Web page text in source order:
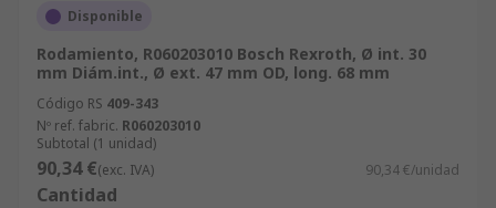
Disponible
Rodamiento, R060203010 Bosch Rexroth, Ø int. 30
mm Diám.int., Ø ext. 47 mm OD, long. 68 mm
Código RS 409-343
Nº ref. fabric. R060203010
Subtotal (1 unidad)
90,34 €(exc. IVA) 90,34 €/unidad
Cantidad